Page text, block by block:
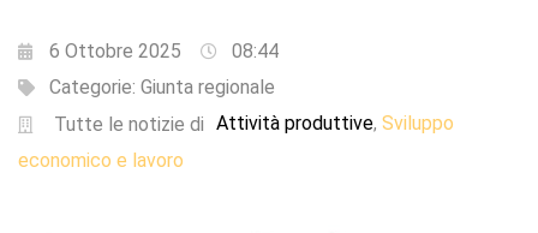
6 Ottobre 2025
08:44
Categorie: Giunta regionale
Tutte le notizie di Attività produttive, Sviluppo
economico e lavoro